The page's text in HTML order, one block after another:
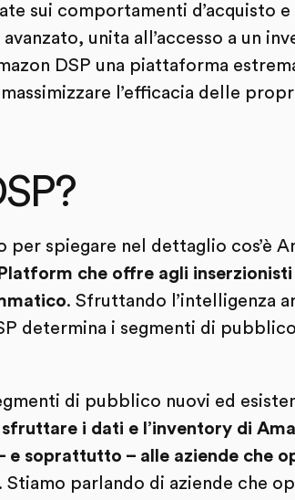
sui comportamenti d’acquisto
unita all’accesso a un
DSP una piattaforma
l’efficacia delle
spiegare nel dettaglio cos’è
che offre agli
. Sfruttando l’intelligenza
determina i segmenti di
di pubblico nuovi ed
i dati e l’inventory di
soprattutto – alle aziende che
. Stiamo parlando di aziende che